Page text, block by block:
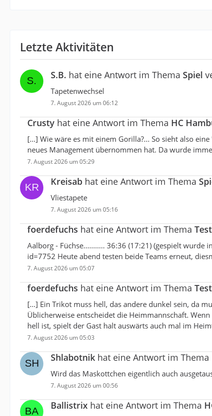
Letzte Aktivitäten
S.B. hat eine Antwort im Thema Spiel
Tapetenwechsel
7. August 2026 um 06:12
Crusty hat eine Antwort im Thema HC
[…] Wie wäre es mit einem Gorilla?... So sieht also
neues Management übernommen hat. Da wurde
7. August 2026 um 05:29
Kreisab hat eine Antwort im Thema
Vliestapete
7. August 2026 um 05:16
foerdefuchs hat eine Antwort im Thema
Aalborg - Füchse........... 36:36 (17:21) (gespielt
id=7752 Heute abend testen beide Teams erneut,
7. August 2026 um 05:07
foerdefuchs hat eine Antwort im Thema
[…] Ein Trikot muss hell, das andere dunkel sein, da
Üblicherweise entscheidet die Heimmannschaft.
hell ist, spielt der Gast halt auswärts auch mal im
7. August 2026 um 05:03
Shlabotnik hat eine Antwort im Thema
Wird das Maskottchen eigentlich auch
7. August 2026 um 00:56
Ballistrix hat eine Antwort im Thema